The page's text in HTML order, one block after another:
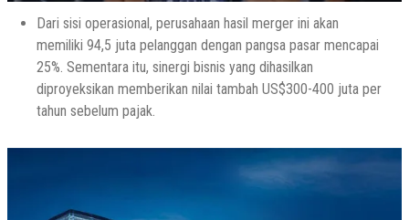
Dari sisi operasional, perusahaan hasil merger ini akan
memiliki 94,5 juta pelanggan dengan pangsa pasar mencapai
25%. Sementara itu, sinergi bisnis yang dihasilkan
diproyeksikan memberikan nilai tambah US$300-400 juta per
tahun sebelum pajak.